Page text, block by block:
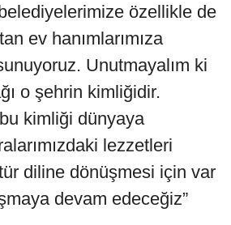
özellikle de
ev hanımlarımıza
Unutmayalım ki
o şehrin kimliğidir.
kimliği dünyaya
lezzetleri
diline dönüşmesi için var
devam edeceğiz”